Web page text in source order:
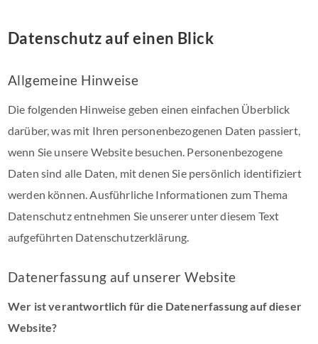
Datenschutz auf einen Blick
Allgemeine Hinweise
Die folgenden Hinweise geben einen einfachen Überblick
darüber, was mit Ihren personenbezogenen Daten passiert,
wenn Sie unsere Website besuchen. Personenbezogene
Daten sind alle Daten, mit denen Sie persönlich identifiziert
werden können. Ausführliche Informationen zum Thema
Datenschutz entnehmen Sie unserer unter diesem Text
aufgeführten Datenschutzerklärung.
Datenerfassung auf unserer Website
Wer ist verantwortlich für die Datenerfassung auf dieser
Website?